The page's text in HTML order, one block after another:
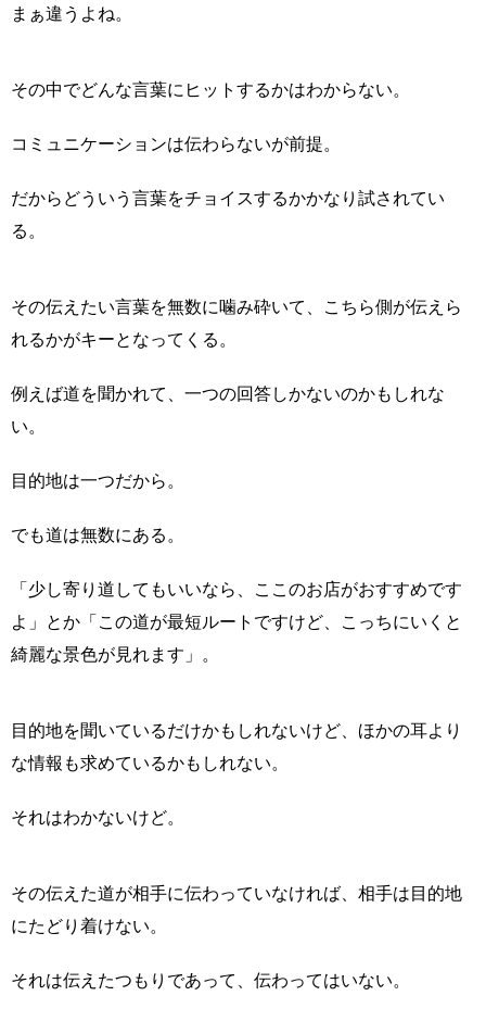
まぁ違うよね。
その中でどんな言葉にヒットするかはわからない。
コミュニケーションは伝わらないが前提。
だからどういう言葉をチョイスするかかなり試されてい
る。
その伝えたい言葉を無数に噛み砕いて、こちら側が伝えら
れるかがキーとなってくる。
例えば道を聞かれて、一つの回答しかないのかもしれな
い。
目的地は一つだから。
でも道は無数にある。
「少し寄り道してもいいなら、ここのお店がおすすめです
よ」とか「この道が最短ルートですけど、こっちにいくと
綺麗な景色が見れます」。
目的地を聞いているだけかもしれないけど、ほかの耳より
な情報も求めているかもしれない。
それはわかないけど。
その伝えた道が相手に伝わっていなければ、相手は目的地
にたどり着けない。
それは伝えたつもりであって、伝わってはいない。